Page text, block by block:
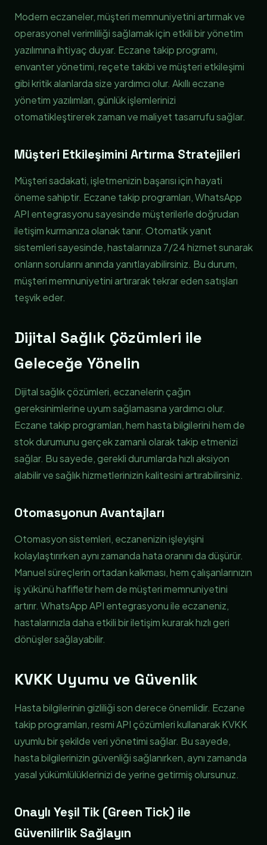
Modern eczaneler, müşteri memnuniyetini artırmak ve
operasyonel verimliliği sağlamak için etkili bir yönetim
yazılımına ihtiyaç duyar. Eczane takip programı,
envanter yönetimi, reçete takibi ve müşteri etkileşimi
gibi kritik alanlarda size yardımcı olur. Akıllı eczane
yönetim yazılımları, günlük işlemlerinizi
otomatikleştirerek zaman ve maliyet tasarrufu sağlar.
Müşteri Etkileşimini Artırma Stratejileri
Müşteri sadakati, işletmenizin başarısı için hayati
öneme sahiptir. Eczane takip programları, WhatsApp
API entegrasyonu sayesinde müşterilerle doğrudan
iletişim kurmanıza olanak tanır. Otomatik yanıt
sistemleri sayesinde, hastalarınıza 7/24 hizmet sunarak
onların sorularını anında yanıtlayabilirsiniz. Bu durum,
müşteri memnuniyetini artırarak tekrar eden satışları
teşvik eder.
Dijital Sağlık Çözümleri ile
Geleceğe Yönelin
Dijital sağlık çözümleri, eczanelerin çağın
gereksinimlerine uyum sağlamasına yardımcı olur.
Eczane takip programları, hem hasta bilgilerini hem de
stok durumunu gerçek zamanlı olarak takip etmenizi
sağlar. Bu sayede, gerekli durumlarda hızlı aksiyon
alabilir ve sağlık hizmetlerinizin kalitesini artırabilirsiniz.
Otomasyonun Avantajları
Otomasyon sistemleri, eczanenizin işleyişini
kolaylaştırırken aynı zamanda hata oranını da düşürür.
Manuel süreçlerin ortadan kalkması, hem çalışanlarınızın
iş yükünü hafifletir hem de müşteri memnuniyetini
artırır. WhatsApp API entegrasyonu ile eczaneniz,
hastalarınızla daha etkili bir iletişim kurarak hızlı geri
dönüşler sağlayabilir.
KVKK Uyumu ve Güvenlik
Hasta bilgilerinin gizliliği son derece önemlidir. Eczane
takip programları, resmi API çözümleri kullanarak KVKK
uyumlu bir şekilde veri yönetimi sağlar. Bu sayede,
hasta bilgilerinizin güvenliği sağlanırken, aynı zamanda
yasal yükümlülüklerinizi de yerine getirmiş olursunuz.
Onaylı Yeşil Tik (Green Tick) ile
Güvenilirlik Sağlayın